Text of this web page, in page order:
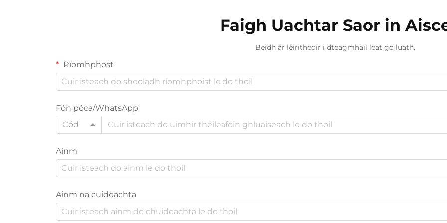
Faigh Uachtar Saor in
Beidh ár léiritheoir i dteagmháil leat go luath.
Ríomhphost
Fón póca/WhatsApp
Cód
Ainm
Ainm na cuideachta